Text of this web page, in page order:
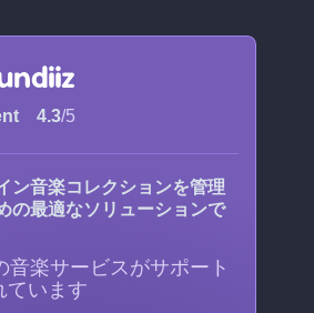
4.3/5
ン音楽コレクションを管理
の最適なソリューションで
音楽サービスがサポート
ています